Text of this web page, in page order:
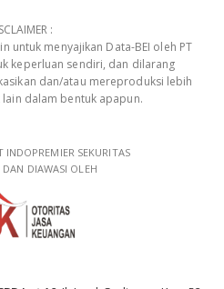
:
untuk menyajikan Data-BEI oleh PT
keperluan sendiri, dan dilarang
dan/atau mereproduksi lebih
dalam bentuk apapun.
INDOPREMIER SEKURITAS
DAN DIAWASI OLEH